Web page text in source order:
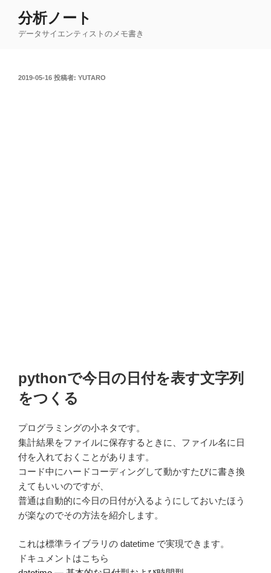
分析ノート
データサイエンティストのメモ書き
投
2019-05-16 投稿者: YUTARO
pythonで今日の日付を表す文字列
をつくる
プログラミングの小ネタです。
集計結果をファイルに保存するときに、ファイル名に日
付を入れておくことがあります。
コード中にハードコーディングして動かすたびに書き換
えてもいいのですが、
普通は自動的に今日の日付が入るようにしておいたほう
が楽なのでその方法を紹介します。
これは標準ライブラリの datetime で実現できます。
ドキュメントはこちら